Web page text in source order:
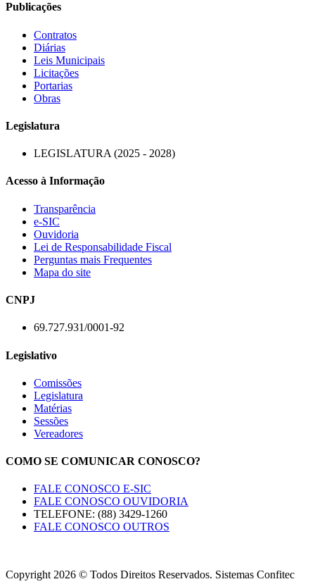
Publicações
Contratos
Diárias
Leis Municipais
Licitações
Portarias
Obras
Legislatura
LEGISLATURA (2025 - 2028)
Acesso à Informação
Transparência
e-SIC
Ouvidoria
Lei de Responsabilidade Fiscal
Perguntas mais Frequentes
Mapa do site
CNPJ
69.727.931/0001-92
Legislativo
Comissões
Legislatura
Matérias
Sessões
Vereadores
COMO SE COMUNICAR CONOSCO?
FALE CONOSCO E-SIC
FALE CONOSCO OUVIDORIA
TELEFONE: (88) 3429-1260
FALE CONOSCO OUTROS
Copyright 2026 © Todos Direitos Reservados. Sistemas Confitec